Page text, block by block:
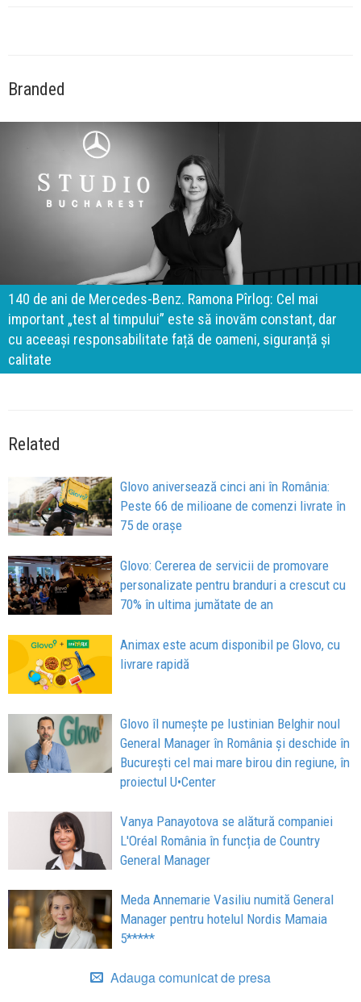
Branded
140 de ani de Mercedes-Benz. Ramona Pîrlog: Cel mai
important „test al timpului” este să inovăm constant, dar
cu aceeași responsabilitate față de oameni, siguranță și
calitate
Related
Glovo aniversează cinci ani în România:
Peste 66 de milioane de comenzi livrate în
75 de orașe
Glovo: Cererea de servicii de promovare
personalizate pentru branduri a crescut cu
70% în ultima jumătate de an
Animax este acum disponibil pe Glovo, cu
livrare rapidă
Glovo îl numește pe Iustinian Belghir noul
General Manager în România și deschide în
București cel mai mare birou din regiune, în
proiectul U•Center
Vanya Panayotova se alătură companiei
L'Oréal România în funcția de Country
General Manager
Meda Annemarie Vasiliu numită General
Manager pentru hotelul Nordis Mamaia
5*****
Adauga comunicat de presa